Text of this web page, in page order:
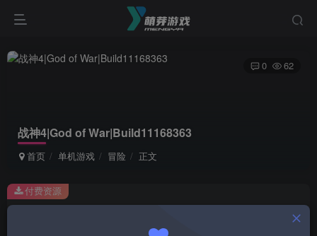
战神4|God of War|Build11168363
首页 单机游戏 冒险 正文
0 62
此内容为付费资源，请付费后查看
付费资源